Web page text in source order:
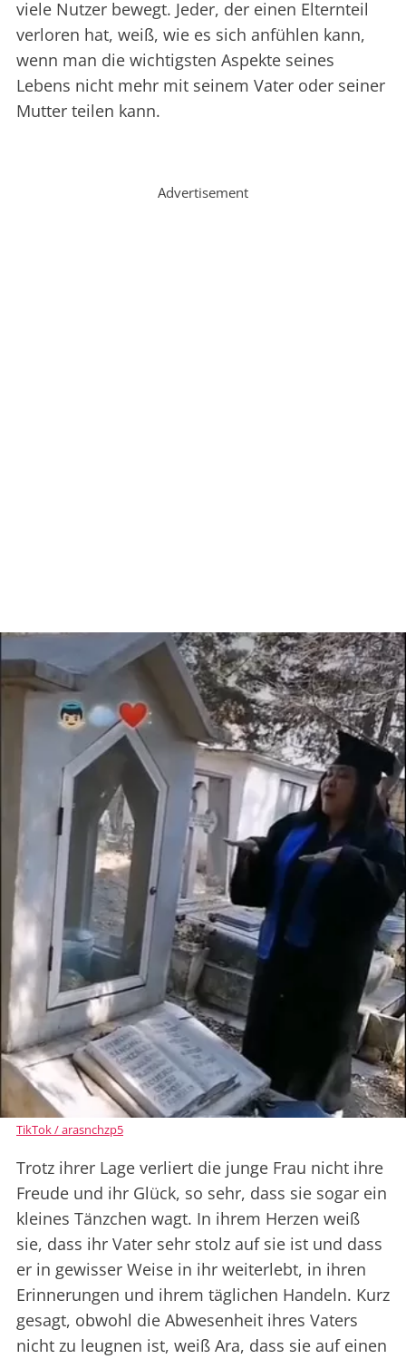
viele Nutzer bewegt. Jeder, der einen Elternteil
verloren hat, weiß, wie es sich anfühlen kann,
wenn man die wichtigsten Aspekte seines
Lebens nicht mehr mit seinem Vater oder seiner
Mutter teilen kann.
Advertisement
TikTok / arasnchzp5
Trotz ihrer Lage verliert die junge Frau nicht ihre
Freude und ihr Glück, so sehr, dass sie sogar ein
kleines Tänzchen wagt. In ihrem Herzen weiß
sie, dass ihr Vater sehr stolz auf sie ist und dass
er in gewisser Weise in ihr weiterlebt, in ihren
Erinnerungen und ihrem täglichen Handeln. Kurz
gesagt, obwohl die Abwesenheit ihres Vaters
nicht zu leugnen ist, weiß Ara, dass sie auf einen